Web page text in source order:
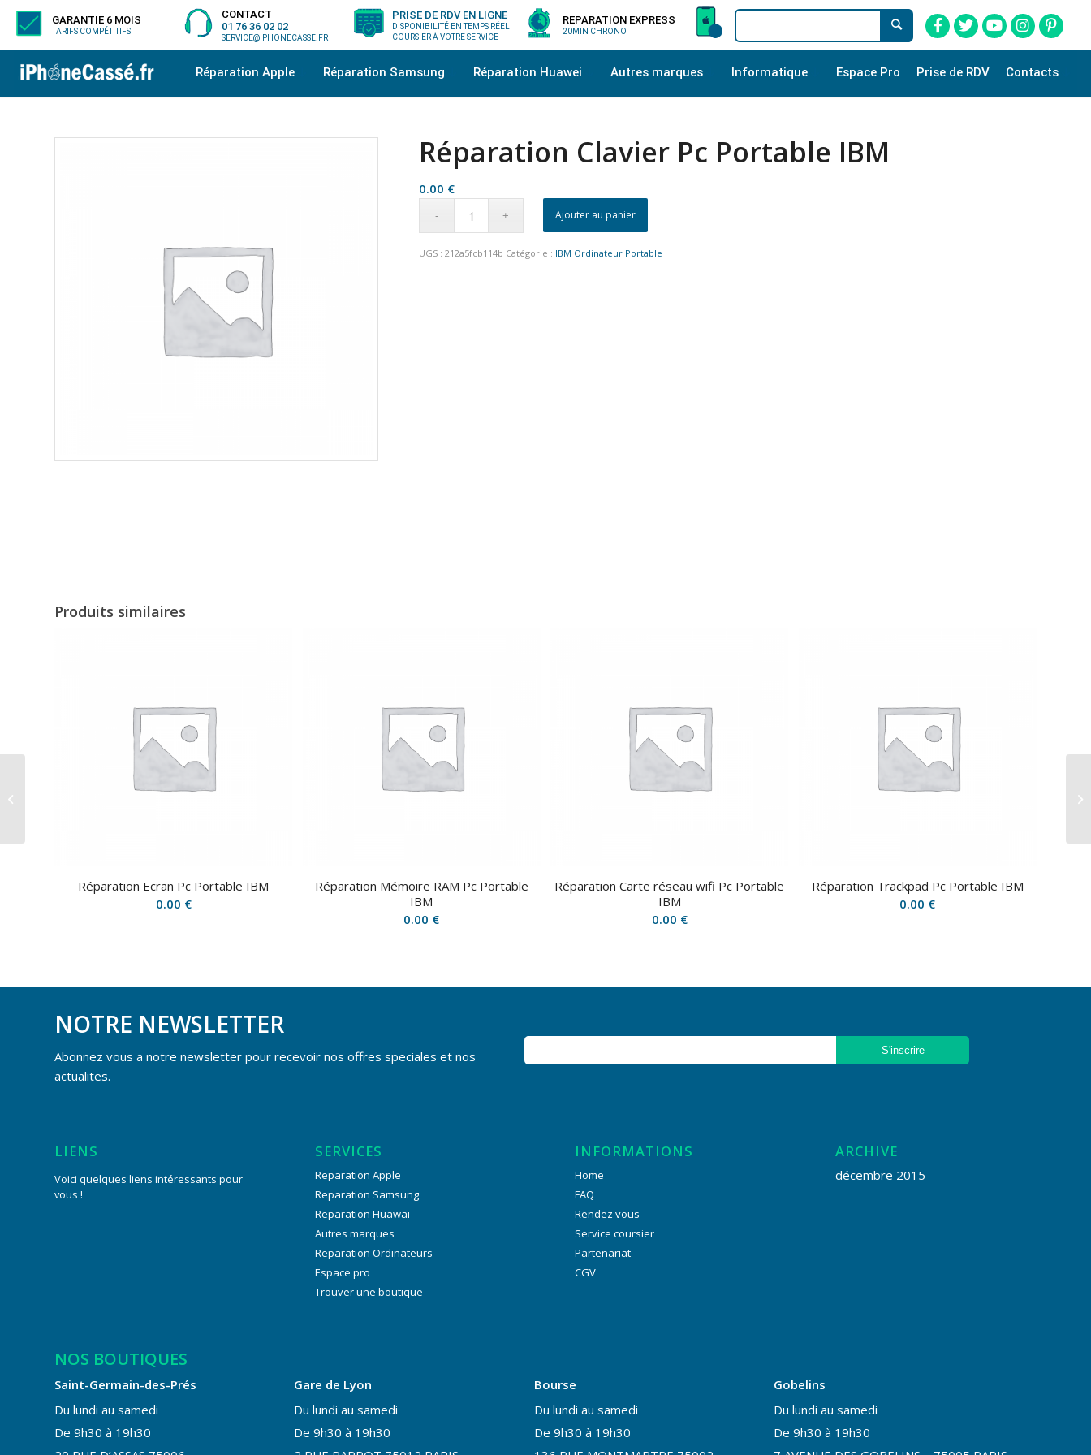
GARANTIE 6 MOIS
TARIFS COMPÉTITIFS
CONTACT
01 76 36 02 02
SERVICE@IPHONECASSE.FR
PRISE DE RDV EN LIGNE
DISPONIBILITÉ EN TEMPS RÉEL
COURSIER À VOTRE SERVICE
REPARATION EXPRESS
20MIN CHRONO
Réparation Apple Réparation Samsung Réparation Huawei Autres marques Informatique Espace Pro Prise de RDV Contacts
Réparation Clavier Pc Portable IBM
0.00 €
Ajouter au panier
UGS :212a5fcb114b Catégorie : IBM Ordinateur Portable
Produits similaires
Réparation Ecran Pc Portable IBM
0.00 €
Réparation Mémoire RAM Pc Portable
IBM
0.00 €
Réparation Carte réseau wifi Pc Portable
IBM
0.00 €
Réparation Trackpad Pc Portable IBM
0.00 €
NOTRE NEWSLETTER
Abonnez vous a notre newsletter pour recevoir nos offres speciales et nos
actualites.
LIENS
Voici quelques liens intéressants pour
vous !
SERVICES
Reparation Apple
Reparation Samsung
Reparation Huawai
Autres marques
Reparation Ordinateurs
Espace pro
Trouver une boutique
INFORMATIONS
Home
FAQ
Rendez vous
Service coursier
Partenariat
CGV
ARCHIVE
décembre 2015
NOS BOUTIQUES
Saint-Germain-des-Prés
Du lundi au samedi
De 9h30 à 19h30
Gare de Lyon
Du lundi au samedi
De 9h30 à 19h30
Bourse
Du lundi au samedi
De 9h30 à 19h30
Gobelins
Du lundi au samedi
De 9h30 à 19h30
Réparation Mémoire RAM Pc